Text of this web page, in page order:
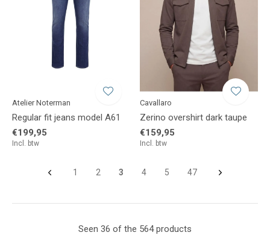
Atelier Noterman
Regular fit jeans model A61
€199,95
Incl. btw
Cavallaro
Zerino overshirt dark taupe
€159,95
Incl. btw
1 2 3 4 5 47
Seen 36 of the 564 products